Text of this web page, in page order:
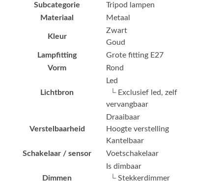
Subcategorie
Tripod lampen
Materiaal
Metaal
Kleur
Zwart
Goud
Lampfitting
Grote fitting E27
Vorm
Rond
Lichtbron
Led
└ Exclusief led, zelf
vervangbaar
Verstelbaarheid
Draaibaar
Hoogte verstelling
Kantelbaar
Schakelaar / sensor
Voetschakelaar
Dimmen
Is dimbaar
└ Stekkerdimmer